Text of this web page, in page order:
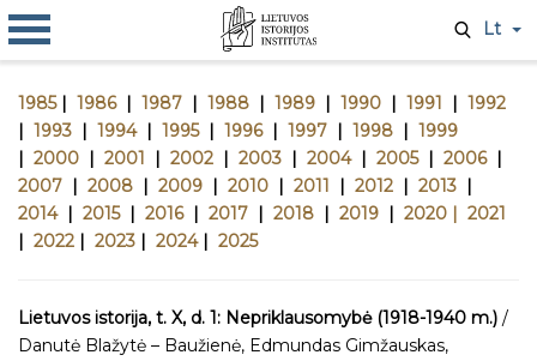
1985| 1986| 1987 | 1988 | 1989 | 1990 | 1991 | 1992
| 1993 | 1994| 1995| 1996| 1997 | 1998 | 1999
| 2000 | 2001 | 2002 | 2003 | 2004| 2005| 2006|
2007 | 2008 | 2009 | 2010 | 2011 | 2012 | 2013 |
2014| 2015| 2016| 2017 | 2018 | 2019 | 2020 | 2021
| 2022 | 2023 | 2024| 2025
Lietuvos istorija, t. X, d. 1: Nepriklausomybė (1918-1940 m.) /
Danutė Blažytė – Baužienė, Edmundas Gimžauskas,
Lt